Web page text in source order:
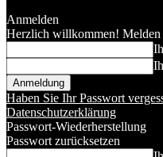
Anmelden
Herzlich willkommen! Melden
Haben Sie Ihr Passwort
Datenschutzerklärung
Passwort-Wiederherstellung
Passwort zurücksetzen